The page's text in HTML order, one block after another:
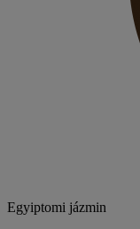
Egyiptomi jázmin